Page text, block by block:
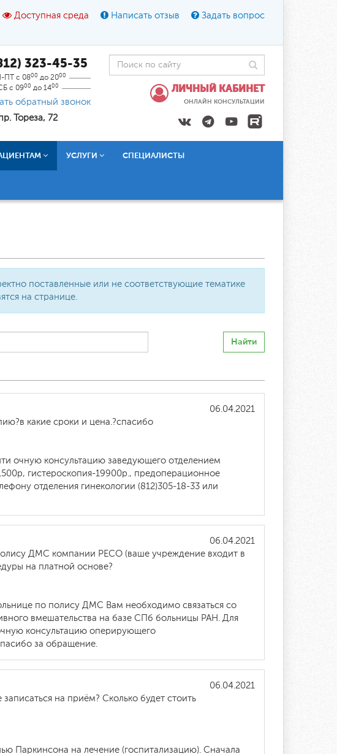
Доступная среда Написать отзыв Задать вопрос
323-45-35
ПТ с 0800 до 2000
с 0900 до 1400
обратный звонок
Тореза, 72
ЛИЧНЫЙ КАБИНЕТ
ОНЛАЙН КОНСУЛЬТАЦИИ
УСЛУГИ СПЕЦИАЛИСТЫ
поставленные или не соответствующие тематике
на странице.
Найти
06.04.2021
какие сроки и цена.?спасибо
очную консультацию заведующего отделением
гистероскопия-19900р., предоперационное
отделения гинекологии (812)305-18-33 или
06.04.2021
ДМС компании РЕСО (ваше учреждение входит в
на платной основе?
по полису ДМС Вам необходимо связаться со
вмешательства на базе СПб больницы РАН. Для
консультацию оперирующего
за обращение.
06.04.2021
на приём? Сколько будет стоить
Паркинсона на лечение (госпитализацию). Сначала